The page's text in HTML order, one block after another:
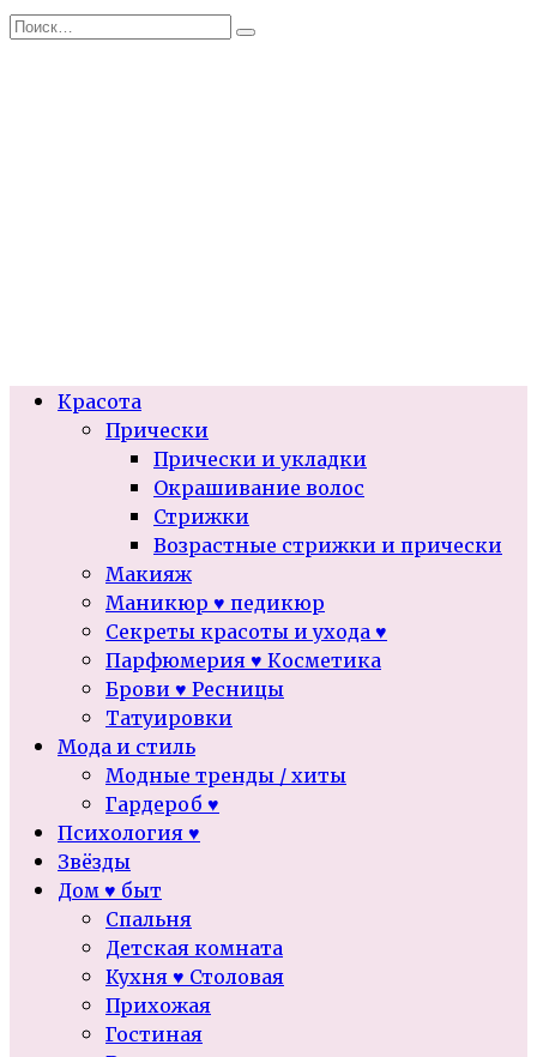
Перейти
Search
Красота
Прически
Прически и укладки
Окрашивание волос
Стрижки
Возрастные стрижки и прически
Макияж
Маникюр ♥ педикюр
Секреты красоты и ухода ♥
Парфюмерия ♥ Косметика
Брови ♥ Ресницы
Татуировки
Мода и стиль
Модные тренды / хиты
Гардероб ♥
Психология ♥
Звёзды
Дом ♥ быт
Спальня
Детская комната
Кухня ♥ Столовая
Прихожая
Гостиная